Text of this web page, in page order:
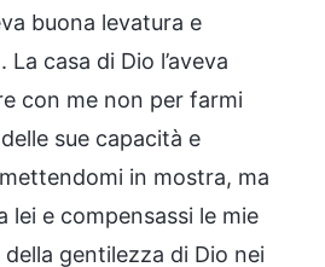
buona levatura e
casa di Dio l’aveva
con me non per farmi
sue capacità e
in mostra, ma
lei e compensassi le mie
gentilezza di Dio nei